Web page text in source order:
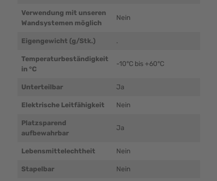
Verwendung mit unseren
Wandsystemen möglich
Nein
Eigengewicht (g/Stk.) .
Temperaturbeständigkeit
in °C
-10°C bis +60°C
Unterteilbar Ja
Elektrische Leitfähigkeit Nein
Platzsparend
aufbewahrbar
Ja
Lebensmittelechtheit Nein
Stapelbar Nein